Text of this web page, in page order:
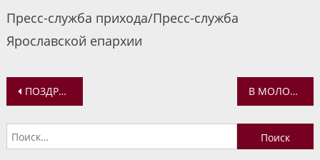
Пресс-служба прихода/Пресс-служба
Ярославской епархии
Навигация
по
записям
ПОЗДРАВЛЕНИЕ С ДНЕМ СТУДЕНЧЕСТВА В МОЛОДЕЖНОМ КИНОЗАЛЕ #КИНОЗАЛ@YAR_PRAV_MOLOD ПОСМОТРЕЛИ ФИЛЬМ «ДВА ПАПЫ»
Найти: